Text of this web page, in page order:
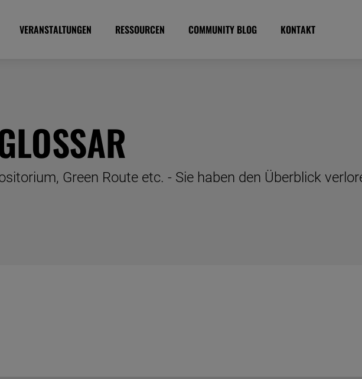
VERANSTALTUNGEN RESSOURCEN COMMUNITY BLOG KONTAKT
Green Route etc. - Sie haben den Überblick